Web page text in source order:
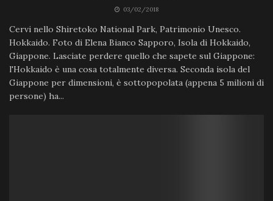
03/02/2018
Cervi nello Shiretoko National Park, Patrimonio Unesco.
Hokkaido. Foto di Elena Bianco Sapporo, Isola di Hokkaido,
Giappone. Lasciate perdere quello che sapete sul Giappone:
l'Hokkaido è una cosa totalmente diversa. Seconda isola del
Giappone per dimensioni, è sottopopolata (appena 5 milioni di
persone) ha...